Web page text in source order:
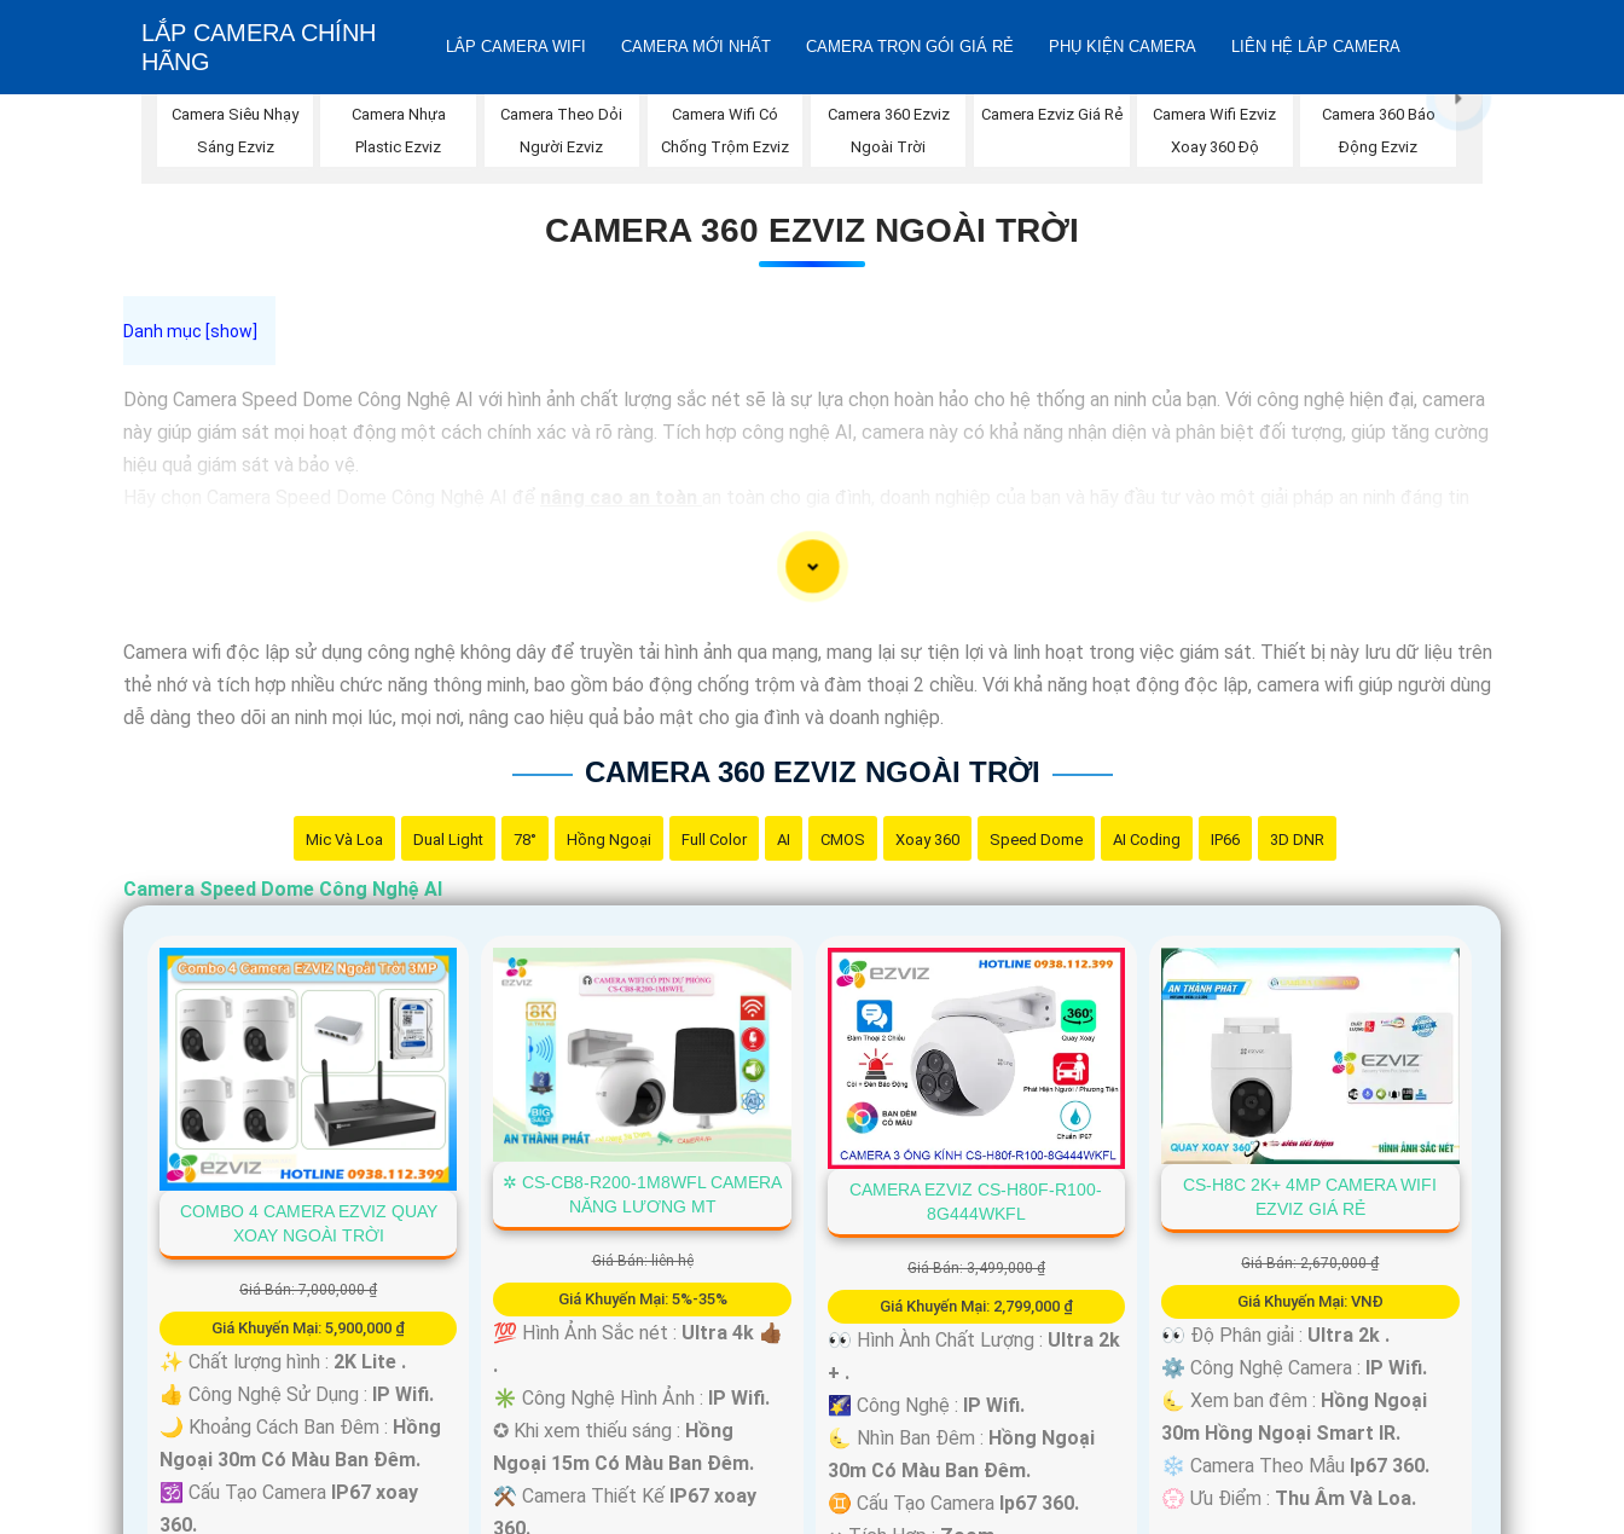
LẮP CAMERA CHÍNH
HÃNG
LẮP CAMERA WIFI CAMERA MỚI NHẤT CAMERA TRỌN GÓI GIÁ RẺ PHỤ KIỆN CAMERA LIÊN HỆ LẮP CAMERA
Camera Siêu Nhạy
Sáng Ezviz
Camera Nhựa
Plastic Ezviz
Camera Theo Dỏi
Người Ezviz
Camera Wifi Có
Chống Trộm Ezviz
Camera 360 Ezviz
Ngoài Trời
Camera Ezviz Giá Rẻ
Camera Wifi Ezviz
Xoay 360 Độ
Camera 360 Báo
Động Ezviz
CAMERA 360 EZVIZ NGOÀI TRỜI
Dòng Camera Speed Dome Công Nghệ AI với hình ảnh chất lượng sắc nét sẽ là sự lựa chọn hoàn hảo cho hệ thống an ninh của bạn. Với công nghệ hiện đại, camera
này giúp giám sát mọi hoạt động một cách chính xác và rõ ràng. Tích hợp công nghệ AI, camera này có khả năng nhận diện và phân biệt đối tượng, giúp tăng cường
hiệu quả giám sát và bảo vệ.
Camera wifi độc lập sử dụng công nghệ không dây để truyền tải hình ảnh qua mạng, mang lại sự tiện lợi và linh hoạt trong việc giám sát. Thiết bị này lưu dữ liệu trên
thẻ nhớ và tích hợp nhiều chức năng thông minh, bao gồm báo động chống trộm và đàm thoại 2 chiều. Với khả năng hoạt động độc lập, camera wifi giúp người dùng
dễ dàng theo dõi an ninh mọi lúc, mọi nơi, nâng cao hiệu quả bảo mật cho gia đình và doanh nghiệp.
CAMERA 360 EZVIZ NGOÀI TRỜI
Mic Và Loa Dual Light 78° Hồng Ngoại Full Color AI CMOS Xoay 360 Speed Dome AI Coding IP66 3D DNR
Camera Speed Dome Công Nghệ AI
COMBO 4 CAMERA EZVIZ QUAY
XOAY NGOÀI TRỜI
Giá Bán: 7,000,000 ₫
Giá Khuyến Mại: 5,900,000 ₫
✨ Chất lượng hình : 2K Lite .
👍 Công Nghệ Sử Dụng : IP Wifi.
🌙 Khoảng Cách Ban Đêm : Hồng
Ngoại 30m Có Màu Ban Ðêm.
🕉️ Cấu Tạo Camera IP67 xoay
360.
✲ CS-CB8-R200-1M8WFL CAMERA
NĂNG LƯƠNG MT
Giá Bán: liên hệ
Giá Khuyến Mại: 5%-35%
💯 Hình Ảnh Sắc nét : Ultra 4k 👍🏾
.
✳️ Công Nghệ Hình Ảnh : IP Wifi.
✪ Khi xem thiếu sáng : Hồng
Ngoại 15m Có Màu Ban Ðêm.
⚒ Camera Thiết Kế IP67 xoay
360.
CAMERA EZVIZ CS-H80F-R100-
8G444WKFL
Giá Bán: 3,499,000 ₫
Giá Khuyến Mại: 2,799,000 ₫
👀 Hình Ành Chất Lượng : Ultra 2k
+ .
🌠 Công Nghệ : IP Wifi.
🌜 Nhìn Ban Đêm : Hồng Ngoại
30m Có Màu Ban Ðêm.
♊ Cấu Tạo Camera Ip67 360.
CS-H8C 2K+ 4MP CAMERA WIFI
EZVIZ GIÁ RẺ
Giá Bán: 2,670,000 ₫
Giá Khuyến Mại: VNĐ
️
👀 Độ Phân giải : Ultra 2k .
⚙ Công Nghệ Camera : IP Wifi.
🌜 Xem ban đêm : Hồng Ngoại
30m Hồng Ngoại Smart IR.
❄ Camera Theo Mẫu Ip67 360.
️💮 Ưu Điểm : Thu Âm Và Loa.